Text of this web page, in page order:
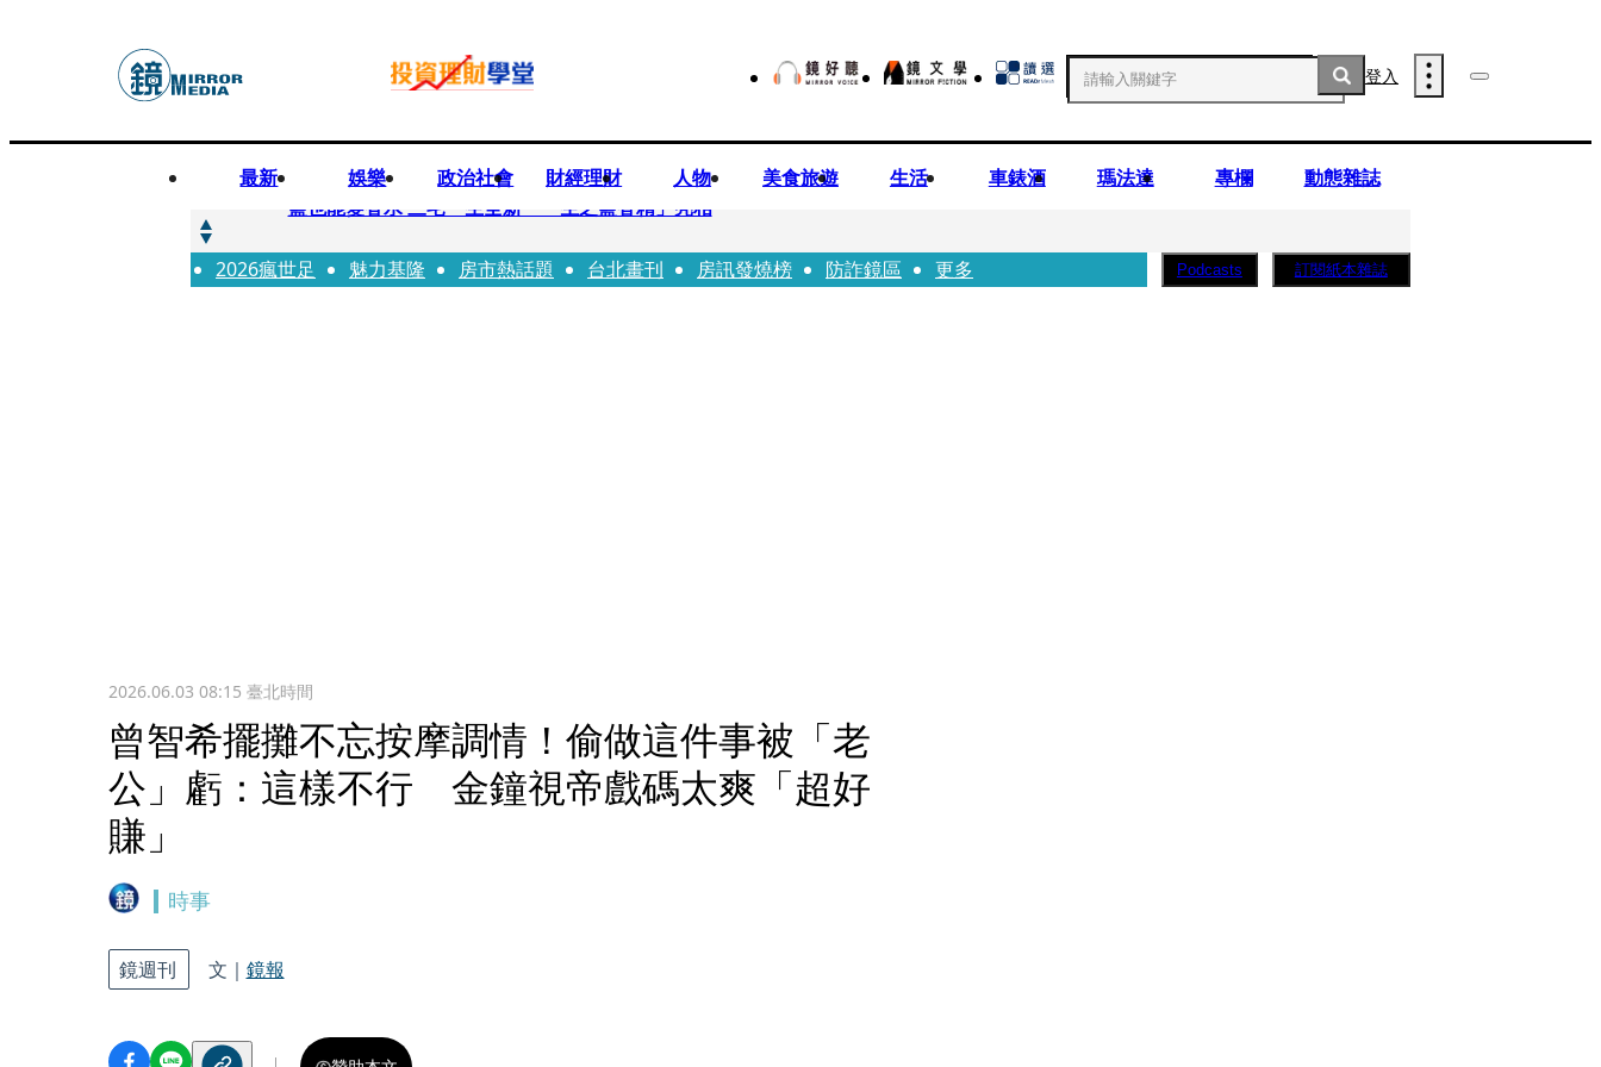
登入
最新 娛樂 政治社會 財經理財 人物 美食旅遊 生活 車錶酒 瑪法達 專欄 動態雜誌
快訊
鹽也能變香水 三宅一生全新「一生之鹽香精」亮相
快訊
不堪妻子碎念情緒失控 桃園八旬翁毆妻致死檢聲押
2026瘋世足 魅力基隆 房市熱話題 台北畫刊 房訊發燒榜 防詐鏡區 更多 Podcasts 訂閱紙本雜誌
2026.06.03 08:15 臺北時間
曾智希擺攤不忘按摩調情！偷做這件事被「老
公」虧：這樣不行 金鐘視帝戲碼太爽「超好
賺」
時事
鏡週刊 文｜ 鏡報